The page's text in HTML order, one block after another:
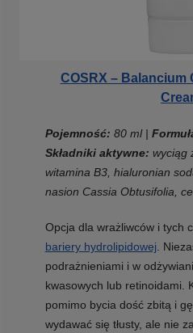
COSRX – Balancium
Pojemność: 80 ml |
Składniki aktywne: wyciąg
witamina B3, hialuronian
nasion Cassia Obtusifolia,
Opcja dla wrażliwców i tych
bariery hydrolipidowej.
podrażnieniami i w
kwasowych lub retinoidami.
pomimo bycia dość zbitą i
wydawać się tłusty, ale nie